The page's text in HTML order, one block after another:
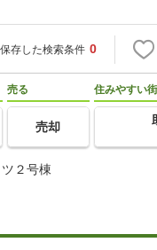
保存した検索条件 0
売る
売却
住みやすい
２号棟